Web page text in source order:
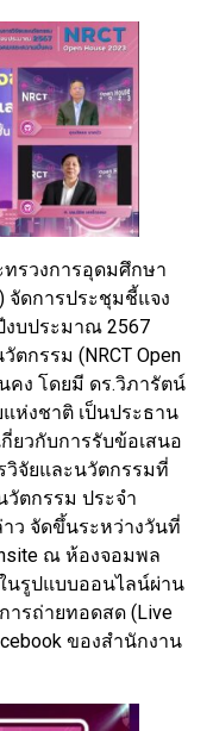
ทรวงการอุดมศึกษา
จัดการประชุมชี้แจง
งบประมาณ 2567
ตกรรม (NRCT Open
คง โดยมี ดร.วิภารัตน์
ห่งชาติ เป็นประธาน
ยวกับการรับข้อเสนอ
วิจัยและนวัตกรรมที่
ตกรรม ประจำ
ว จัดขึ้นระหว่างวันที่
ณ ห้องจอมพล
นรูปแบบออนไลน์ผ่าน
ารถ่ายทอดสด (Live
ของสำนักงาน